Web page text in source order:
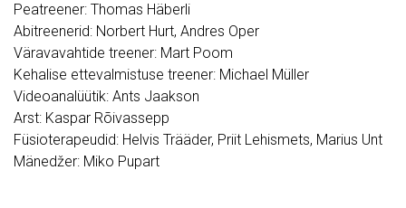
Peatreener: Thomas Häberli
Abitreenerid: Norbert Hurt, Andres Oper
Väravavahtide treener: Mart Poom
Kehalise ettevalmistuse treener: Michael Müller
Videoanalüütik: Ants Jaakson
Arst: Kaspar Rõivassepp
Füsioterapeudid: Helvis Trääder, Priit Lehismets, Marius Unt
Mänedžer: Miko Pupart